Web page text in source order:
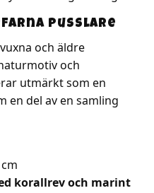
pusslare
och äldre
och
utmärkt som en
en del av en samling
korallrev och marint